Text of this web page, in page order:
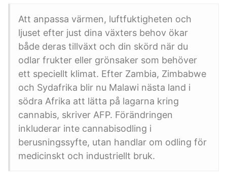
Att anpassa värmen, luftfuktigheten och
ljuset efter just dina växters behov ökar
både deras tillväxt och din skörd när du
odlar frukter eller grönsaker som behöver
ett speciellt klimat. Efter Zambia, Zimbabwe
och Sydafrika blir nu Malawi nästa land i
södra Afrika att lätta på lagarna kring
cannabis, skriver AFP. Förändringen
inkluderar inte cannabisodling i
berusningssyfte, utan handlar om odling för
medicinskt och industriellt bruk.